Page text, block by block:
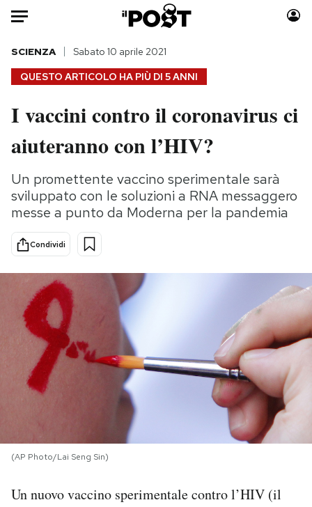
Auto
HOME
Italia
Politica
Tecnologia
Internet
Scienza
Cultura
Economia
Sport
Moda
Consumismi
Storie/Idee
Ok Boomer!
Media
PODCAST
NEWSLETTER
I MIEI PREFERITI
QUESTO ARTICOLO HA PIÙ DI 5 ANNI
SCIENZA Sabato 10 aprile 2021
I vaccini contro il coronavirus ci
aiuteranno con l’HIV?
Un promettente vaccino sperimentale sarà
sviluppato con le soluzioni a RNA messaggero
messe a punto da Moderna per la pandemia
Condividi
(AP Photo/Lai Seng Sin)
Un nuovo vaccino sperimentale contro l’HIV (il